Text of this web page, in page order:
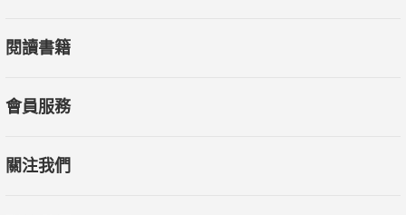
閱讀書籍
會員服務
關注我們